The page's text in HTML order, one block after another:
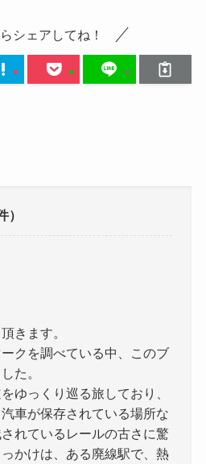
シェアしてね！
）
きます。
クを調べている中、このブ
た。
ゆっくり巡る旅しており、
車が保存されている場所な
れているレールの古さに驚
かけは、ある廃線駅で、熱